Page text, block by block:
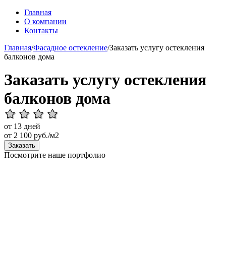
Главная
О компании
Контакты
Главная/Фасадное остекление/Заказать услугу остекления
балконов дома
Заказать услугу остекления
балконов дома
от 13 дней
от 2 100 руб./м2
Заказать
Посмотрите наше портфолио